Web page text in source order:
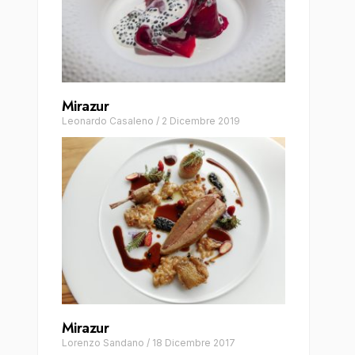
Mirazur
Leonardo Casaleno / 2 Dicembre 2019
Mirazur
Lorenzo Sandano / 18 Dicembre 2017